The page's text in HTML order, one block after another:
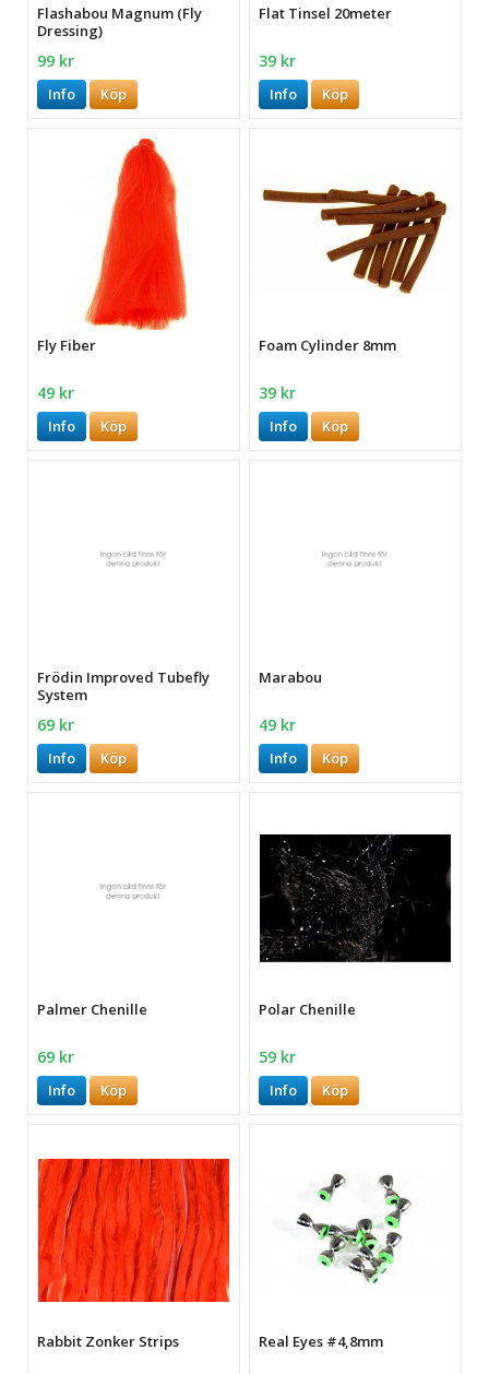
Flashabou Magnum (Fly
Dressing)
99 kr
Info Köp
Flat Tinsel 20meter
39 kr
Info Köp
Fly Fiber
49 kr
Info Köp
Foam Cylinder 8mm
39 kr
Info Köp
Frödin Improved Tubefly
System
69 kr
Info Köp
Marabou
49 kr
Info Köp
Palmer Chenille
69 kr
Info Köp
Polar Chenille
59 kr
Info Köp
Rabbit Zonker Strips Real Eyes #4,8mm